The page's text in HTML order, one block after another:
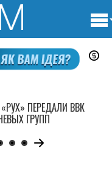
ПЕРЕДАЛИ ВВК
ГРУПП